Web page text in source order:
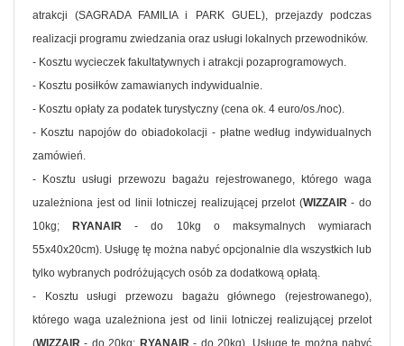
atrakcji (SAGRADA FAMILIA i PARK GUEL), przejazdy podczas
realizacji programu zwiedzania oraz usługi lokalnych przewodników.
- Kosztu wycieczek fakultatywnych i atrakcji pozaprogramowych.
- Kosztu posiłków zamawianych indywidualnie.
- Kosztu opłaty za podatek turystyczny (cena ok. 4 euro/os./noc).
- Kosztu napojów do obiadokolacji - płatne według indywidualnych
zamówień.
- Kosztu usługi przewozu bagażu rejestrowanego, którego waga
uzależniona jest od linii lotniczej realizującej przelot (WIZZAIR- do
10kg;
RYANAIR - do 10kg o maksymalnych wymiarach
55x40x20cm). Usługę tę można nabyć opcjonalnie dla wszystkich lub
tylko wybranych podróżujących osób za dodatkową opłatą.
- Kosztu usługi przewozu bagażu głównego (rejestrowanego),
którego waga uzależniona jest od linii lotniczej realizującej przelot
(WIZZAIR - do 20kg; RYANAIR- do 20kg). Usługę tę można nabyć